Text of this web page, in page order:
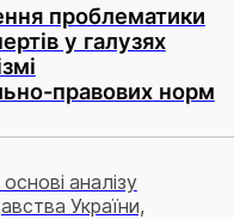
проблематики
у галузях
правових норм
аналізу
України,